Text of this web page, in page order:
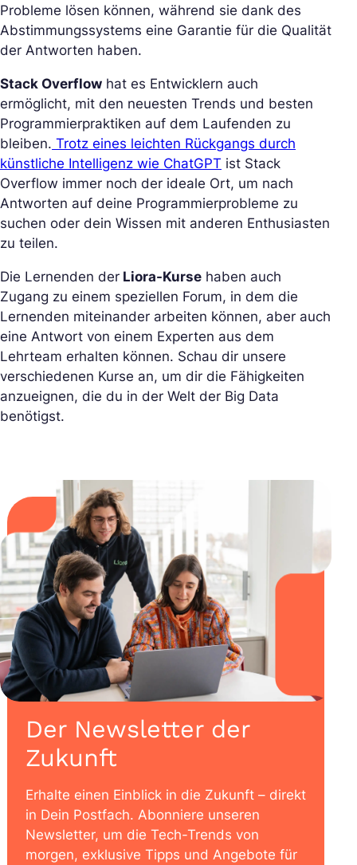
Probleme lösen können, während sie dank des
Abstimmungssystems eine Garantie für die Qualität
der Antworten haben.
Stack Overflow hat es Entwicklern auch
ermöglicht, mit den neuesten Trends und besten
Programmierpraktiken auf dem Laufenden zu
bleiben. Trotz eines leichten Rückgangs durch
künstliche Intelligenz wie ChatGPT ist Stack
Overflow immer noch der ideale Ort, um nach
Antworten auf deine Programmierprobleme zu
suchen oder dein Wissen mit anderen Enthusiasten
zu teilen.
Die Lernenden der Liora-Kurse haben auch
Zugang zu einem speziellen Forum, in dem die
Lernenden miteinander arbeiten können, aber auch
eine Antwort von einem Experten aus dem
Lehrteam erhalten können. Schau dir unsere
verschiedenen Kurse an, um dir die Fähigkeiten
anzueignen, die du in der Welt der Big Data
benötigst.
Der Newsletter der
Zukunft
Erhalte einen Einblick in die Zukunft – direkt
in Dein Postfach. Abonniere unseren
Newsletter, um die Tech-Trends von
morgen, exklusive Tipps und Angebote für